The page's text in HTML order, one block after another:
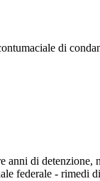
di
di
federale - rimedi